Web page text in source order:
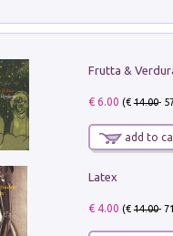
Frutta &
€ 6.00 (€14.00-
add to
Latex
€ 4.00 (€14.00-